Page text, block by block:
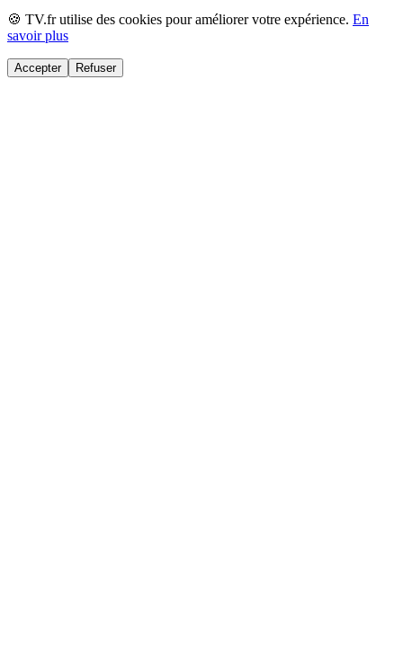
🍪 TV.fr utilise des cookies pour améliorer votre expérience. En
savoir plus
Accepter Refuser